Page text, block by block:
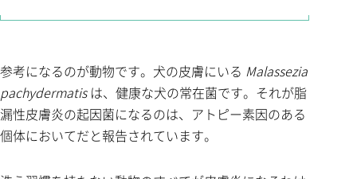
参考になるのが動物です。犬の皮膚にいる Malassezia
pachydermatisは、健康な犬の常在菌です。それが脂
漏性皮膚炎の起因菌になるのは、アトピー素因のある
個体においてだと報告されています。